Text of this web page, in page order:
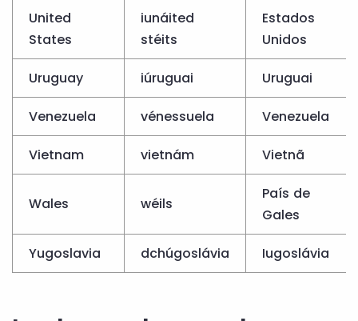
United
States
iunáited
stéits
Estados
Unidos
Uruguay iúruguai Uruguai
Venezuela vénessuela Venezuela
Vietnam vietnám Vietnã
Wales wéils
País de
Gales
Yugoslavia dchúgoslávia Iugoslávia